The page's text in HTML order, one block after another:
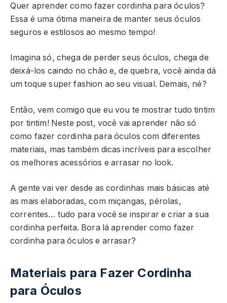
Quer aprender como fazer cordinha para óculos?
Essa é uma ótima maneira de manter seus óculos
seguros e estilosos ao mesmo tempo!
Imagina só, chega de perder seus óculos, chega de
deixá-los caindo no chão e, de quebra, você ainda dá
um toque super fashion ao seu visual. Demais, né?
Então, vem comigo que eu vou te mostrar tudo tintim
por tintim! Neste post, você vai aprender não só
como fazer cordinha para óculos com diferentes
materiais, mas também dicas incríveis para escolher
os melhores acessórios e arrasar no look.
A gente vai ver desde as cordinhas mais básicas até
as mais elaboradas, com miçangas, pérolas,
correntes… tudo para você se inspirar e criar a sua
cordinha perfeita. Bora lá aprender como fazer
cordinha para óculos e arrasar?
Materiais para Fazer Cordinha
para Óculos